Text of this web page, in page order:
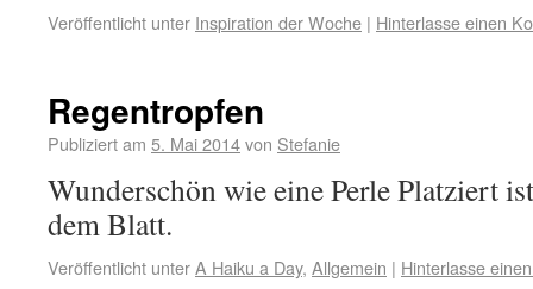
Veröffentlicht unter Inspiration der Woche | Hinterlasse einen
Regentropfen
Publiziert am 5. Mai 2014von Stefanie
Wunderschön wie eine Perle Platziert
dem Blatt.
Veröffentlicht unterA Haiku a Day, Allgemein | Hinterlasse